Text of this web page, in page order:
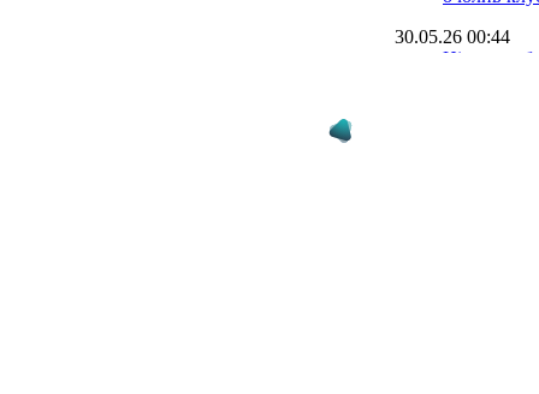
30.05.26 00:44
Ніцца